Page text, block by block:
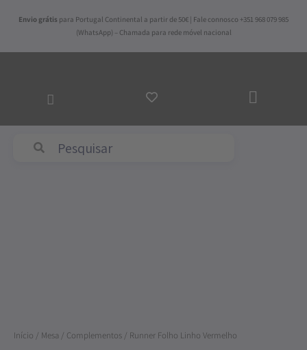
Envio grátis para Portugal Continental a partir de 50€ | Fale connosco +351 968 079 985
(WhatsApp) – Chamada para rede móvel nacional
AO
Início / Mesa / Complementos / Runner Folho Linho Vermelho